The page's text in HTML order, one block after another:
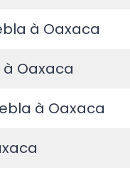
à Oaxaca
Oaxaca
à Oaxaca